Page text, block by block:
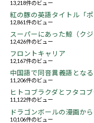
13,218件のビュー
紅の豚の英語タイトル「
12,861件のビュー
スーパーにあった鯨（ク
12,426件のビュー
フロントキャリア
12,167件のビュー
中国語で同音異義語とな
11,206件のビュー
ヒトコブラクダとフタコ
11,122件のビュー
ドラゴンボールの漫画か
10,106件のビュー